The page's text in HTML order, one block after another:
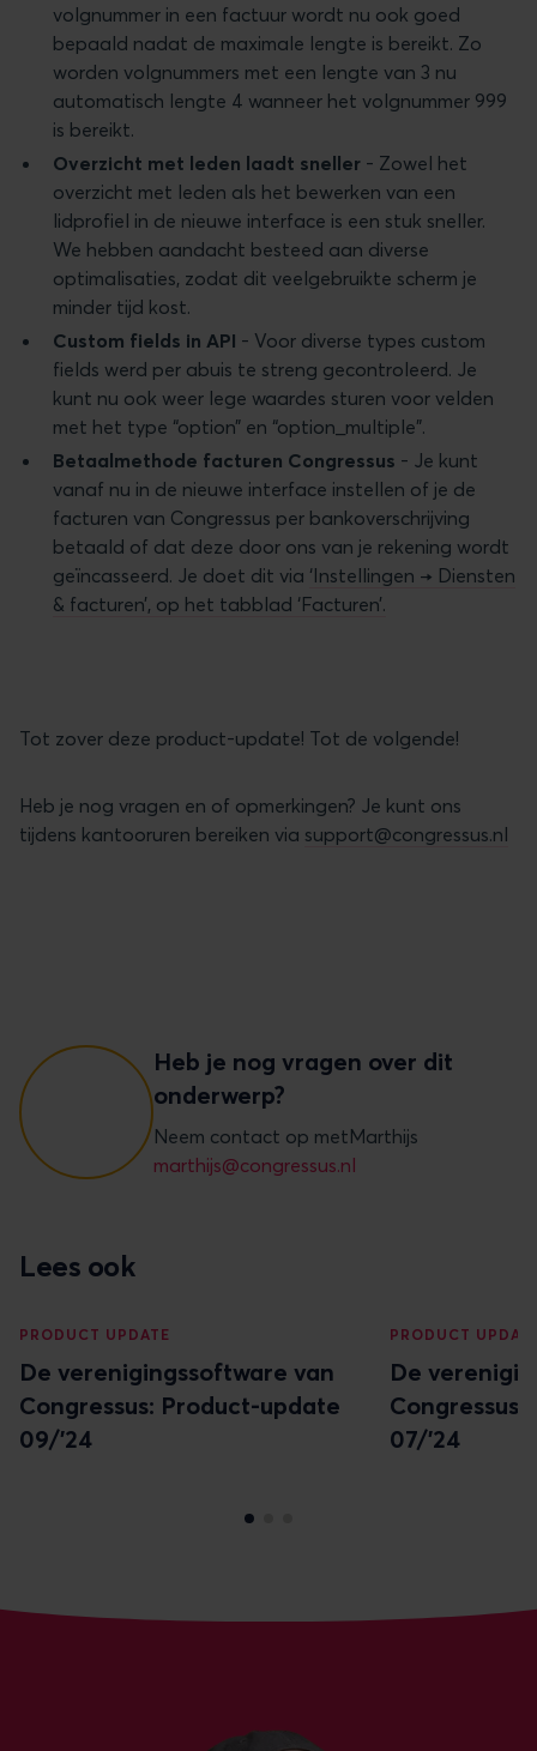
volgnummer in een factuur wordt nu ook goed
bepaald nadat de maximale lengte is bereikt. Zo
worden volgnummers met een lengte van 3 nu
automatisch lengte 4 wanneer het volgnummer 999
is bereikt.
Overzicht met leden laadt sneller - Zowel het
overzicht met leden als het bewerken van een
lidprofiel in de nieuwe interface is een stuk sneller.
We hebben aandacht besteed aan diverse
optimalisaties, zodat dit veelgebruikte scherm je
minder tijd kost.
Custom fields in API - Voor diverse types custom
fields werd per abuis te streng gecontroleerd. Je
kunt nu ook weer lege waardes sturen voor velden
met het type “option” en “option_multiple”.
Betaalmethode facturen Congressus - Je kunt
vanaf nu in de nieuwe interface instellen of je de
facturen van Congressus per bankoverschrijving
betaald of dat deze door ons van je rekening wordt
geïncasseerd. Je doet dit via ‘Instellingen → Diensten
& facturen’, op het tabblad ‘Facturen’.
Tot zover deze product-update! Tot de volgende!
Heb je nog vragen en of opmerkingen? Je kunt ons
tijdens kantooruren bereiken via support@congressus.nl
Heb je nog vragen over dit
onderwerp?
Neem contact op metMarthijs
marthijs@congressus.nl
Lees ook
PRODUCT UPDATE
De verenigingssoftware van
Congressus: Product-update
09/'24
PRODUCT
De
07/'24